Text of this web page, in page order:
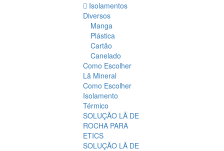
Isolamentos
Diversos
Manga
Plástica
Cartão
Canelado
Como Escolher
Lã Mineral
Como Escolher
Isolamento
Térmico
SOLUÇÃO LÃ DE
ROCHA PARA
ETICS
SOLUÇÃO LÃ DE